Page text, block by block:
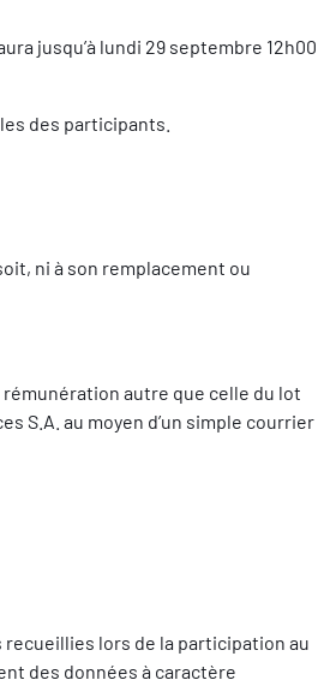
jusqu’à lundi 29 septembre 12h00
des participants.
ni à son remplacement ou
autre que celle du lot
S.A. au moyen d’un simple courrier
lors de la participation au
des données à caractère